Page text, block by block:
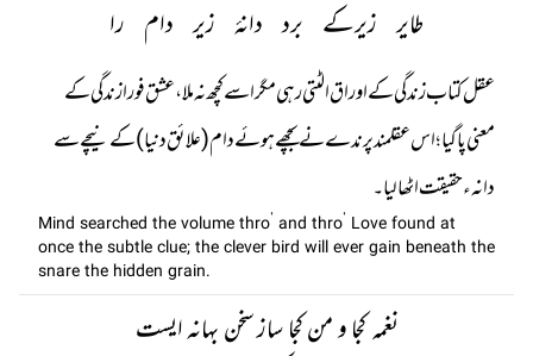
طایر زیرکے برد دانۂ زیر دام را
عقل کتاب زندگی کے اوراق الٹتی رہی مگر اسے کچھ نہ ملا، عشق فورا زندگی کے
معنی پا گیا ؛ اس عقلمند پرندے نے بچھے ہوئے دام (علائق دنیا) کے نیچے سے
دانہ ء حقیقت اٹھا لیا۔
Mind searched the volume thro’ and thro’ Love found at
once the subtle clue; the clever bird will ever gain beneath the
snare the hidden grain.
نغمہ کجا و من کجا ساز سخن بہانہ ایست